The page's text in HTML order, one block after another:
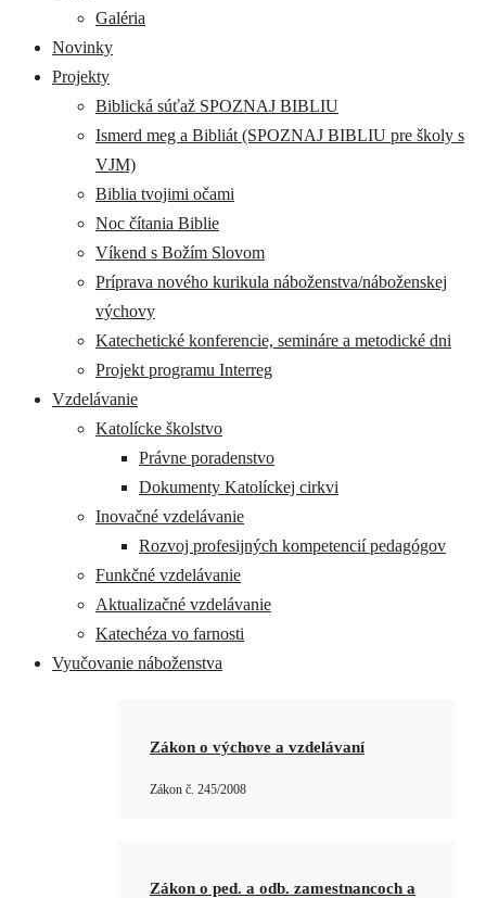
Galéria
Novinky
Projekty
Biblická súťaž SPOZNAJ BIBLIU
Ismerd meg a Bibliát (SPOZNAJ BIBLIU pre školy s
VJM)
Biblia tvojimi očami
Noc čítania Biblie
Víkend s Božím Slovom
Príprava nového kurikula náboženstva/náboženskej
výchovy
Katechetické konferencie, semináre a metodické dni
Projekt programu Interreg
Vzdelávanie
Katolícke školstvo
Právne poradenstvo
Dokumenty Katolíckej cirkvi
Inovačné vzdelávanie
Rozvoj profesijných kompetencií pedagógov
Funkčné vzdelávanie
Aktualizačné vzdelávanie
Katechéza vo farnosti
Vyučovanie náboženstva
Zákon o výchove a vzdelávaní
Zákon č. 245/2008
Zákon o ped. a odb. zamestnancoch a